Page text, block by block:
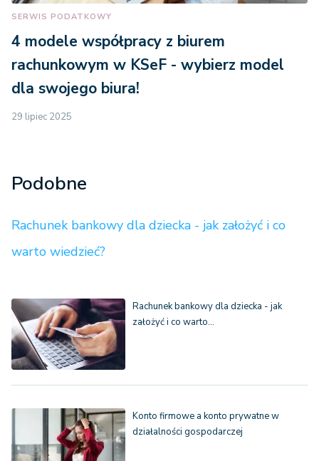
SERWIS PODATKOWY
4 modele współpracy z biurem
rachunkowym w KSeF - wybierz model
dla swojego biura!
29 lipiec 2025
Podobne
Rachunek bankowy dla dziecka - jak założyć i co
warto wiedzieć?
Rachunek bankowy dla dziecka - jak
założyć i co warto…
Konto firmowe a konto prywatne w
działalności gospodarczej